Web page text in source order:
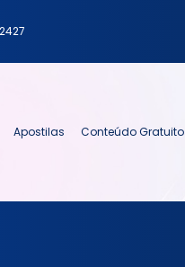
Apostilas Conteúdo Gratuito